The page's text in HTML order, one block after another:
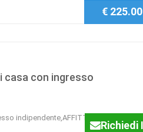
€
casa con ingresso
indipendente,AFFITTASI al piano terra,
Richiedi